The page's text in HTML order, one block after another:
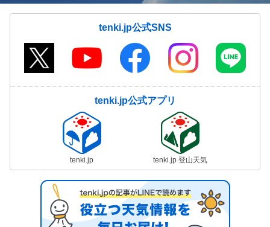
tenki.jp公式SNS
tenki.jp公式アプリ
tenki.jp tenki.jp 登山天気